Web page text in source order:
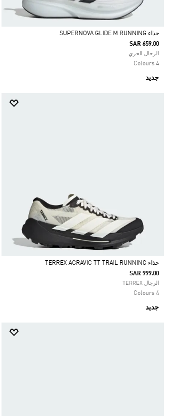
Selected
حذاء SUPERNOVA GLIDE M RUNNING
SAR 659.00
الرجال الجري
4 Colours
جديد
Selected
حذاء TERREX AGRAVIC TT TRAIL RUNNING
SAR 999.00
الرجال TERREX
4 Colours
جديد